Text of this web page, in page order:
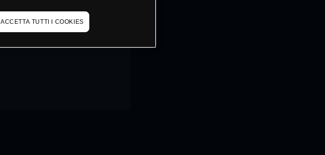
ACCETTA TUTTI I COOKIES